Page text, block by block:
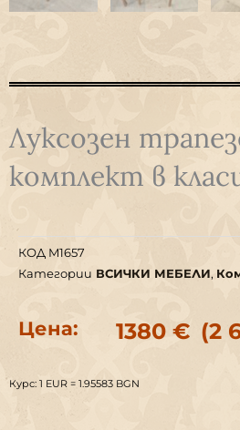
Луксозен
комплект в
КОД M1657
Категории ВСИЧКИ МЕБЕЛИ,
Цена: 1380 € (2
Курс: 1 EUR = 1.95583 BGN